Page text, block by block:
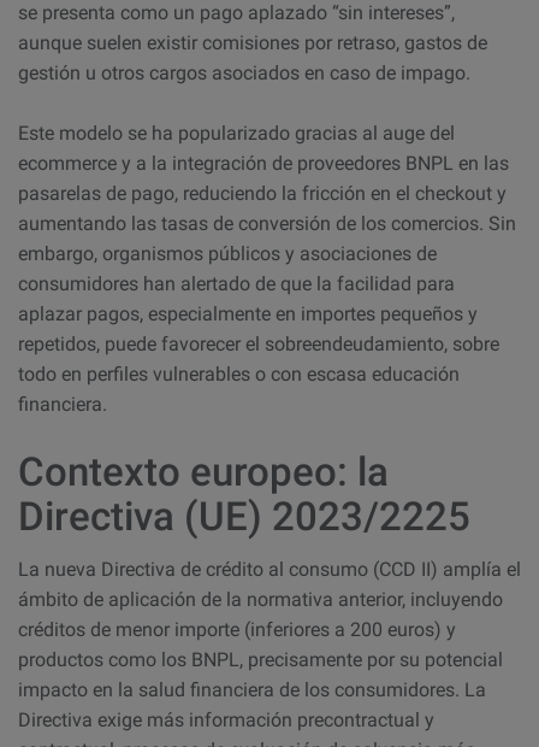
se presenta como un pago aplazado “sin intereses”,
aunque suelen existir comisiones por retraso, gastos de
gestión u otros cargos asociados en caso de impago.
Este modelo se ha popularizado gracias al auge del
ecommerce y a la integración de proveedores BNPL en las
pasarelas de pago, reduciendo la fricción en el checkout y
aumentando las tasas de conversión de los comercios. Sin
embargo, organismos públicos y asociaciones de
consumidores han alertado de que la facilidad para
aplazar pagos, especialmente en importes pequeños y
repetidos, puede favorecer el sobreendeudamiento, sobre
todo en perfiles vulnerables o con escasa educación
financiera.
Contexto europeo: la
Directiva (UE) 2023/2225
La nueva Directiva de crédito al consumo (CCD II) amplía el
ámbito de aplicación de la normativa anterior, incluyendo
créditos de menor importe (inferiores a 200 euros) y
productos como los BNPL, precisamente por su potencial
impacto en la salud financiera de los consumidores. La
Directiva exige más información precontractual y